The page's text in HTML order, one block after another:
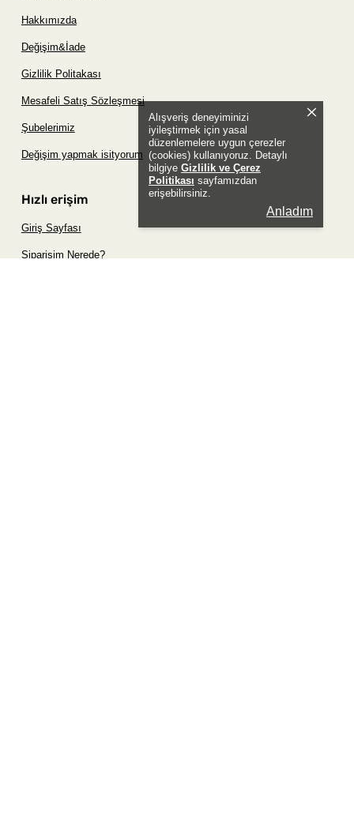
Alışveriş deneyiminizi
iyileştirmek için yasal
düzenlemelere uygun çerezler
(cookies) kullanıyoruz. Detaylı
bilgiye Gizlilik ve Çerez
Politikası sayfamızdan
erişebilirsiniz.
Anladım
Hakkımızda
Değişim&İade
Gizlilik Politakası
Mesafeli Satış Sözleşmesi
Şubelerimiz
Değişim yapmak isityorum
Hızlı erişim
Giriş Sayfası
Siparişim Nerede?